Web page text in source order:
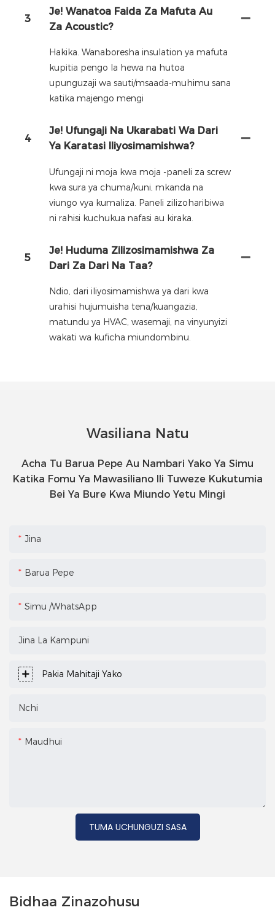
3
Je! Wanatoa Faida Za Mafuta Au
Za Acoustic?
Hakika. Wanaboresha insulation ya mafuta
kupitia pengo la hewa na hutoa
upunguzaji wa sauti/msaada-muhimu sana
katika majengo mengi
4
Je! Ufungaji Na Ukarabati Wa Dari
Ya Karatasi Iliyosimamishwa?
Ufungaji ni moja kwa moja -paneli za screw
kwa sura ya chuma/kuni, mkanda na
viungo vya kumaliza. Paneli zilizoharibiwa
ni rahisi kuchukua nafasi au kiraka.
5
Je! Huduma Zilizosimamishwa Za
Dari Za Dari Na Taa?
Ndio, dari iliyosimamishwa ya dari kwa
urahisi hujumuisha tena/kuangazia,
matundu ya HVAC, wasemaji, na vinyunyizi
wakati wa kuficha miundombinu.
Wasiliana Natu
Acha Tu Barua Pepe Au Nambari Yako Ya Simu
Katika Fomu Ya Mawasiliano Ili Tuweze Kukutumia
Bei Ya Bure Kwa Miundo Yetu Mingi
Jina
Barua Pepe
Simu /WhatsApp
Jina La Kampuni
Pakia Mahitaji Yako
Nchi
Maudhui
TUMA UCHUNGUZI SASA
Bidhaa Zinazohusu